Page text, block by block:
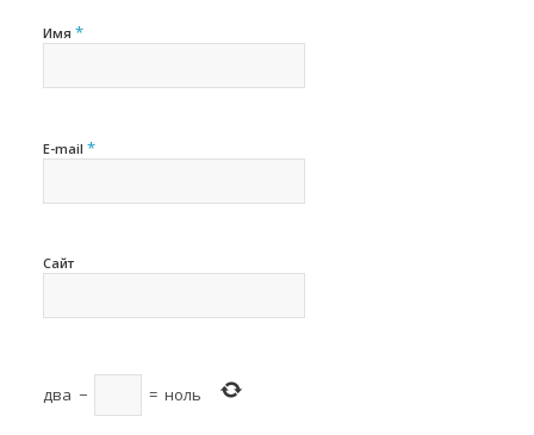
Имя *
E-mail *
Сайт
два − = ноль